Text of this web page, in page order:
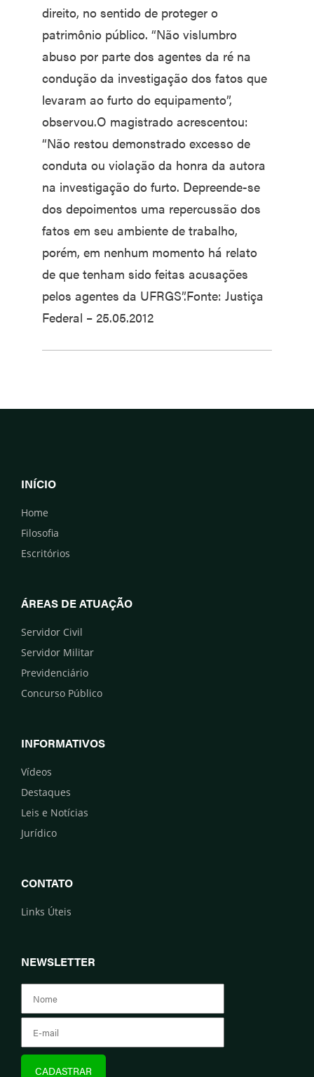
direito, no sentido de proteger o
patrimônio público. “Não vislumbro
abuso por parte dos agentes da ré na
condução da investigação dos fatos que
levaram ao furto do equipamento”,
observou.O magistrado acrescentou:
“Não restou demonstrado excesso de
conduta ou violação da honra da autora
na investigação do furto. Depreende-se
dos depoimentos uma repercussão dos
fatos em seu ambiente de trabalho,
porém, em nenhum momento há relato
de que tenham sido feitas acusações
pelos agentes da UFRGS”.Fonte: Justiça
Federal – 25.05.2012
INÍCIO
Home
Filosofia
Escritórios
ÁREAS DE ATUAÇÃO
Servidor Civil
Servidor Militar
Previdenciário
Concurso Público
INFORMATIVOS
Vídeos
Destaques
Leis e Notícias
Jurídico
CONTATO
Links Úteis
NEWSLETTER